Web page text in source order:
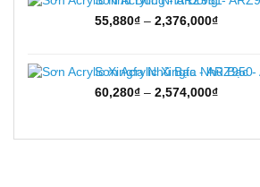
55,880₫ – 2,376,000₫Khoảng
Sơn Acrylic Xingfa Nhũ Bạc -
60,280₫ – 2,574,000₫Khoảng